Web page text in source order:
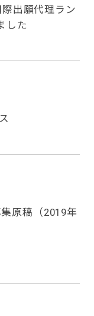
出願代理ラン
した
原稿（2019年